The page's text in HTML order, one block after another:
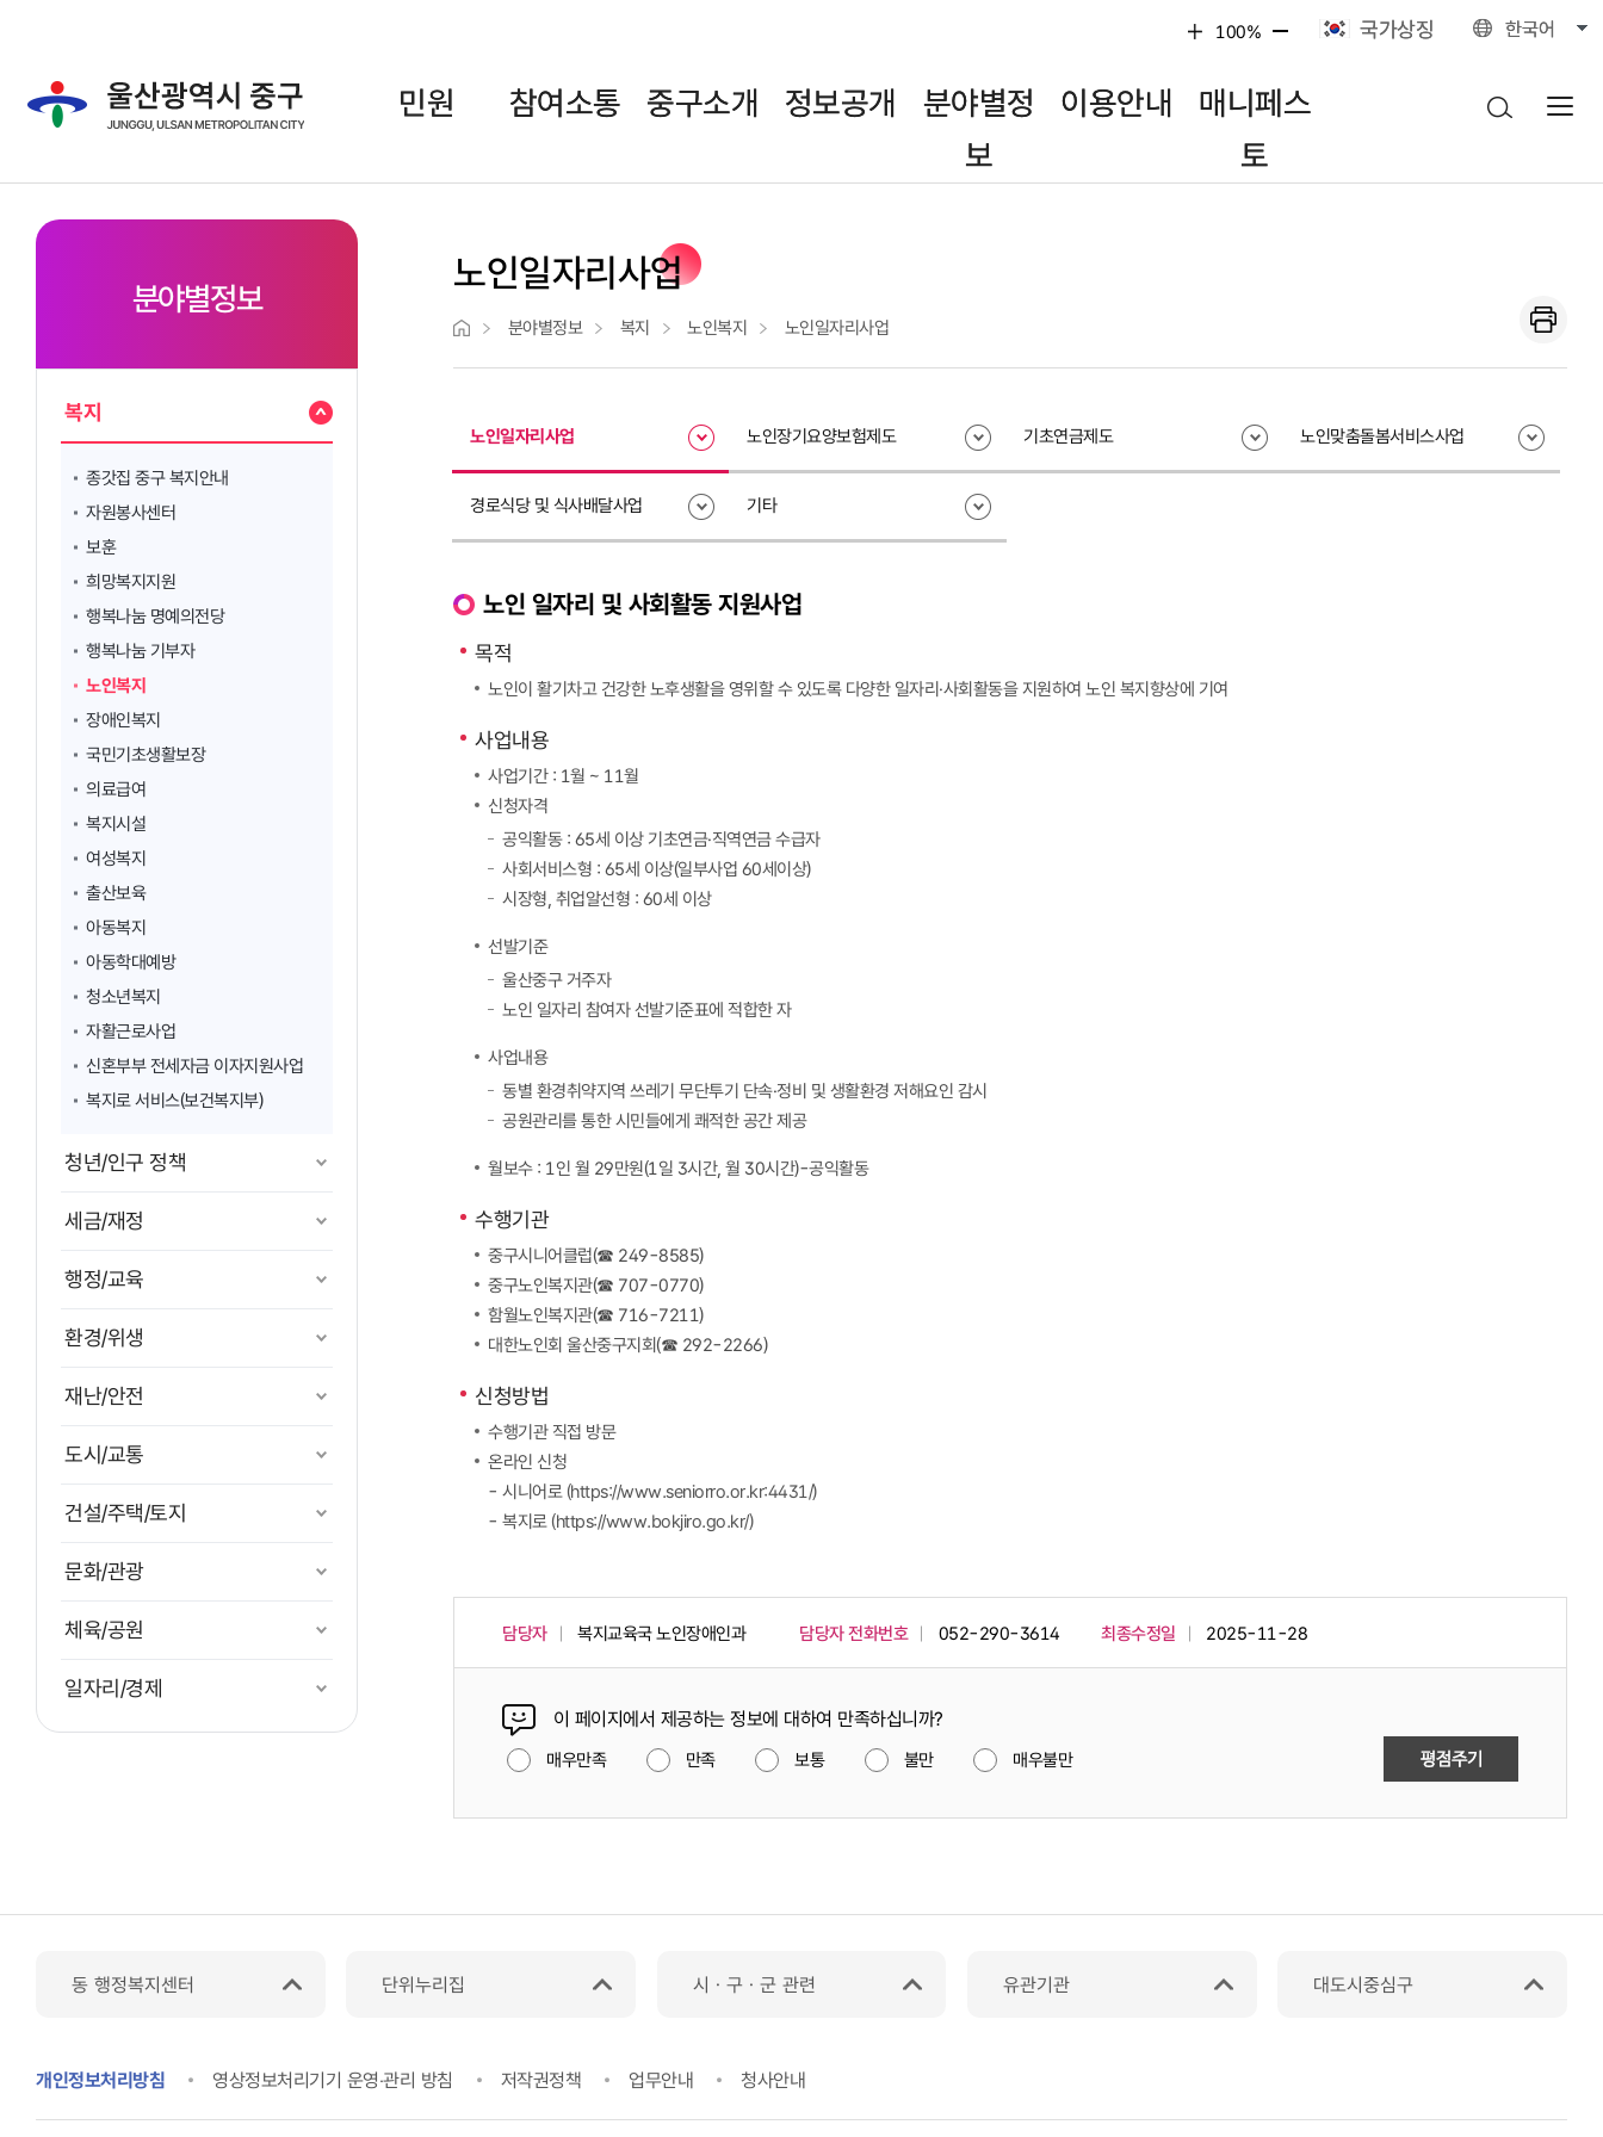
100% 국가상징 한국어
민원 참여소통 중구소개 정보공개
분야별정
보
이용안내
매니페스
토
분야별정보
복지
종갓집 중구 복지안내
자원봉사센터
보훈
희망복지지원
행복나눔 명예의전당
행복나눔 기부자
노인복지
장애인복지
국민기초생활보장
의료급여
복지시설
여성복지
출산보육
아동복지
아동학대예방
청소년복지
자활근로사업
신혼부부 전세자금 이자지원사업
복지로 서비스(보건복지부)
청년/인구 정책
세금/재정
행정/교육
환경/위생
재난/안전
도시/교통
건설/주택/토지
문화/관광
체육/공원
일자리/경제
노인일자리사업
분야별정보 복지 노인복지 노인일자리사업
노인일자리사업 노인장기요양보험제도 기초연금제도 노인맞춤돌봄서비스사업
경로식당 및 식사배달사업 기타
노인 일자리 및 사회활동 지원사업
목적
노인이 활기차고 건강한 노후생활을 영위할 수 있도록 다양한 일자리·사회활동을 지원하여 노인 복지향상에 기여
사업내용
사업기간 : 1월 ~ 11월
신청자격
공익활동 : 65세 이상 기초연금·직역연금 수급자
사회서비스형 : 65세 이상(일부사업 60세이상)
시장형, 취업알선형 : 60세 이상
선발기준
울산중구 거주자
노인 일자리 참여자 선발기준표에 적합한 자
사업내용
동별 환경취약지역 쓰레기 무단투기 단속·정비 및 생활환경 저해요인 감시
공원관리를 통한 시민들에게 쾌적한 공간 제공
월보수 : 1인 월 29만원(1일 3시간, 월 30시간)-공익활동
수행기관
중구시니어클럽(☎ 249-8585)
중구노인복지관(☎ 707-0770)
함월노인복지관(☎ 716-7211)
대한노인회 울산중구지회(☎ 292-2266)
신청방법
수행기관 직접 방문
온라인 신청
- 시니어로 (https://www.seniorro.or.kr:4431/)
- 복지로 (https://www.bokjiro.go.kr/)
담당자 복지교육국 노인장애인과 담당자 전화번호 052-290-3614 최종수정일 2025-11-28
이 페이지에서 제공하는 정보에 대하여 만족하십니까?
매우만족 만족 보통 불만 매우불만
동 행정복지센터 단위누리집 시ㆍ구ㆍ군 관련 유관기관 대도시중심구
개인정보처리방침 영상정보처리기기 운영‧관리 방침 저작권정책 업무안내 청사안내